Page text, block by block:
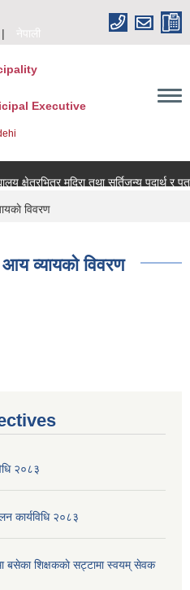
नेपाली
Executive
क्षेत्रभित्र मदिरा तथा सुर्तिजन्य पदार्थ र
विवरण
व्यायकाे विवरण
२०८३
कार्यविधि २०८३
बसेका शिक्षककाे सट्टामा स्वयम् सेवक